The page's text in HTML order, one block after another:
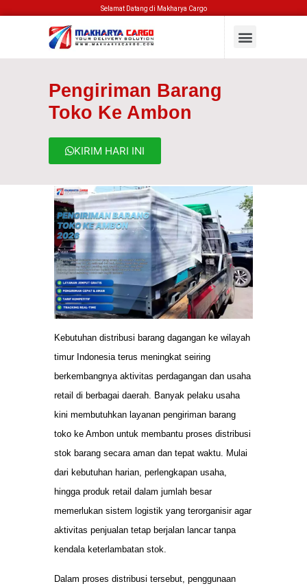
Selamat Datang di Makharya Cargo
Pengiriman Barang
Toko Ke Ambon
KIRIM HARI INI
Kebutuhan distribusi barang dagangan ke wilayah
timur Indonesia terus meningkat seiring
berkembangnya aktivitas perdagangan dan usaha
retail di berbagai daerah. Banyak pelaku usaha
kini membutuhkan layanan pengiriman barang
toko ke Ambon untuk membantu proses distribusi
stok barang secara aman dan tepat waktu. Mulai
dari kebutuhan harian, perlengkapan usaha,
hingga produk retail dalam jumlah besar
memerlukan sistem logistik yang terorganisir agar
aktivitas penjualan tetap berjalan lancar tanpa
kendala keterlambatan stok.
Dalam proses distribusi tersebut, penggunaan